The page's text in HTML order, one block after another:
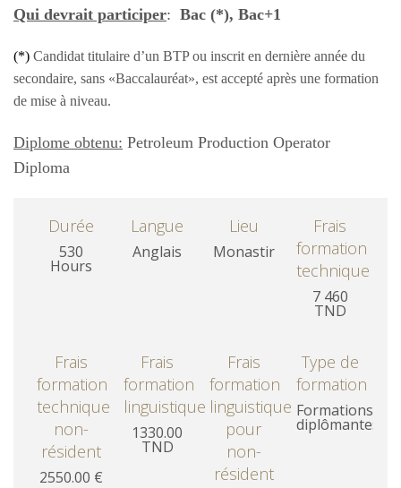
Qui devrait participer: Bac (*), Bac+1
(*) Candidat titulaire d’un BTP ou inscrit en dernière année du
secondaire, sans «Baccalauréat», est accepté après une formation
de mise à niveau.
Diplome obtenu: Petroleum Production Operator
Diploma
Durée
530
Hours
Langue
Anglais
Lieu
Monastir
Frais
formation
technique
7 460
TND
Frais
formation
technique
non-
résident
2550.00 €
Frais
formation
linguistique
1330.00
TND
Frais
formation
linguistique
pour
non-
résident
Type de
formation
Formations
diplômantes